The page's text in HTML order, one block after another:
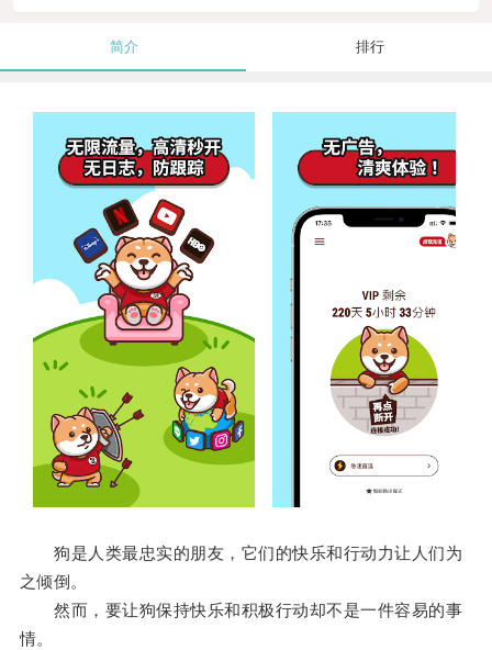
简介 排行
狗是人类最忠实的朋友，它们的快乐和行动力让人们为
之倾倒。
然而，要让狗保持快乐和积极行动却不是一件容易的事
情。